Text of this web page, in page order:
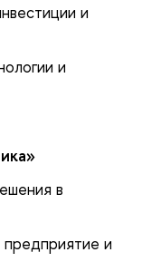
и
и
в
и